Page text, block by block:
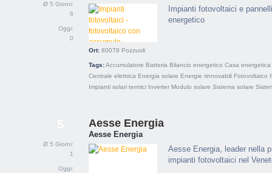
Ø 5 Giorni:
6
Oggi:
0
Impianti fotovoltaici e
energetico
Ort: 80078 Pozzuoli
Tags:Accumulatore Batteria Bilancio energetico Casa energetica
Centrale elettrica Energia solare Energie rinnovabili Fotovoltaico
Impianti solari termici Inverter Modulo solare Sistema solare
Ø 5 Giorni:
1
Oggi:
Aesse Energia
Aesse Energia
Aesse Energia, leader nella
impianti fotovoltaici nel